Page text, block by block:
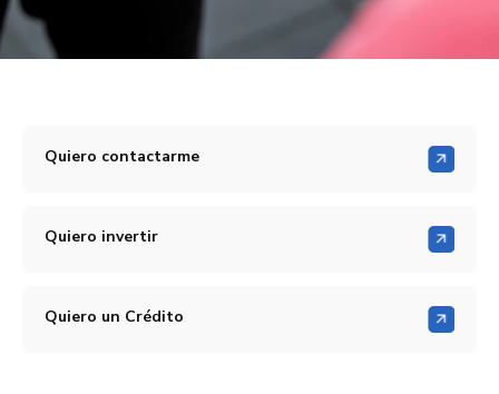
Quiero contactarme
Quiero invertir
Quiero un Crédito